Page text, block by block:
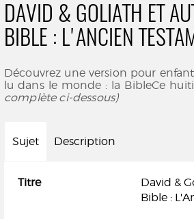
DAVID & GOLIATH ET
BIBLE : L'ANCIEN
Découvrez une version pour
lu dans le monde : la BibleCe
complète ci-dessous)
Sujet Description
Titre
David &
Bible :